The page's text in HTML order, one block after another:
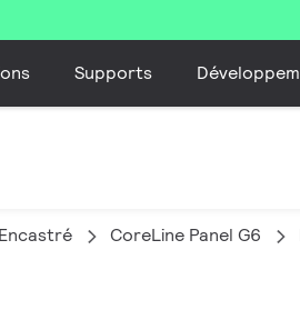
Supports
Encastré CoreLine Panel G6